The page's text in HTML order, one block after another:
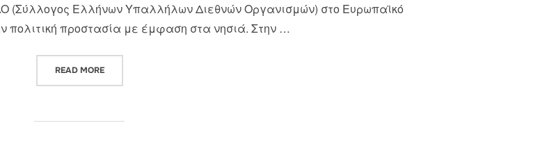
(Σύλλογος Ελλήνων Υπαλλήλων Διεθνών Οργανισμών) στο Ευρωπαϊκό
πολιτική προστασία με έμφαση στα νησιά. Στην …
READ MORE“ΕΠΙΤΡΟΠΟΣ ΣΤΥΛΙΑΝΙΔΗΣ ΣΕ ΔΗΜΑΡΧΟ ΚΥΘΗΡΩΝ: Η ΓΡΑΦΕΙΟΚΡΑΤΙΑ ΕΙΝΑΙ ΕΛΛΗΝΙΚΗ ΥΠΟΘΕΣΗ”